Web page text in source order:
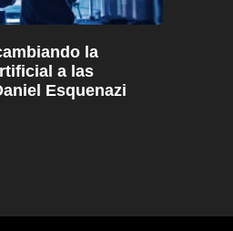
la
a las
Esquenazi